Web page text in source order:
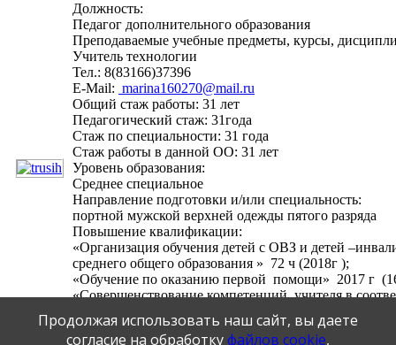
Должность:
Педагог дополнительного образования
Преподаваемые учебные предметы, курсы,
Учитель технологии
Тел.: 8(83166)37396
E-Mail: marina160270@mail.ru
Общий стаж работы: 31 лет
Педагогический стаж: 31года
Стаж по специальности: 31 года
Стаж работы в данной ОО: 31 лет
Уровень образования:
Среднее специальное
Направление подготовки и/или специальность:
портной мужской верхней одежды пятого разряда
Повышение квалификации:
«Организация обучения детей с ОВЗ и детей
среднего общего образования » 72 ч (2018г );
«Обучение по оказанию первой помощи» 2017 г
«Совершенствование компетенций учителя в
профстандарта и ФГОС» 2019 (120 ч)
«Гибкие компетенции проектной
Продолжая использовать наш сайт, вы даете
согласие на обработкуфайлов cookie,